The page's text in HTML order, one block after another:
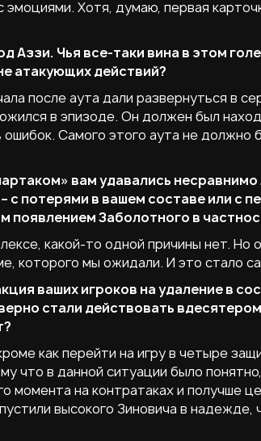
эмоциями. Хотя, думаю, первая
Аззи. Чья все-таки вина в этом
атакующих действий?
после аута дали развернуться в
в эпизоде. Он должен был
Самого этого аута не должно
вам удавались
с потерями в вашем составе или с
появлением Заболотного в
какой-то одной причины нет. Но
которого мы ожидали. И это стало
ваших игроков на удаление в
стали действовать
как перейти на игру в четыре
что в данной ситуации было
на контратаках и получше
высокого Зиновича в